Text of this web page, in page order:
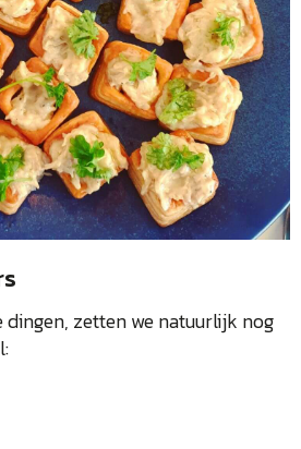
dingen, zetten we natuurlijk nog